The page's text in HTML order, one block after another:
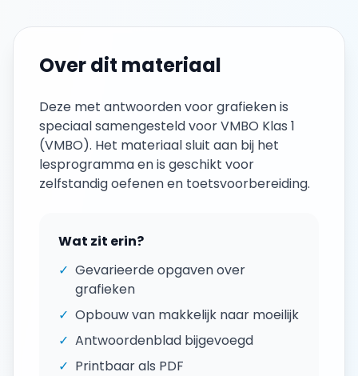
Over dit materiaal
Deze met antwoordenvoorgrafiekenis
speciaal samengesteld voorVMBO Klas 1
(VMBO). Het materiaal sluit aan bij het
lesprogramma en is geschikt voor
zelfstandig oefenen en toetsvoorbereiding.
Wat zit erin?
✓ Gevarieerde opgaven over
grafieken
✓ Opbouw van makkelijk naar moeilijk
✓ Antwoordenblad bijgevoegd
✓ Printbaar als PDF